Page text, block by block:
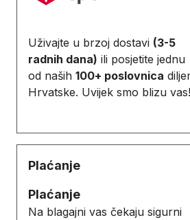
Uživajte u brzoj dostavi (3-5
radnih dana) ili posjetite jednu
od naših 100+ poslovnica
Hrvatske. Uvijek smo blizu vas!
Plaćanje
Plaćanje
Na blagajni vas čekaju sigurni